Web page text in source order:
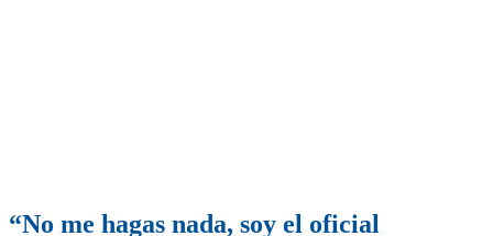
“No me hagas nada, soy el oficial